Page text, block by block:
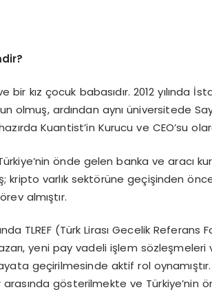
bir kız çocuk babasıdır. 2012
olmuş, ardından aynı üniversitede
Kuantist’in Kurucu ve CEO’su
önde gelen banka ve aracı
kripto varlık sektörüne geçişinden
almıştır.
TLREF (Türk Lirası Gecelik Referans
yeni pay vadeli işlem
geçirilmesinde aktif rol
arasında gösterilmekte ve Türkiye’nin